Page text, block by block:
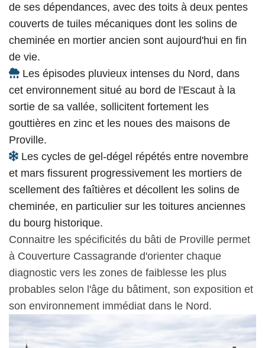
de ses dépendances, avec des toits à deux pentes
couverts de tuiles mécaniques dont les solins de
cheminée en mortier ancien sont aujourd'hui en fin
de vie.
Les épisodes pluvieux intenses du Nord, dans
cet environnement situé au bord de l'Escaut à la
sortie de sa vallée, sollicitent fortement les
gouttières en zinc et les noues des maisons de
Proville.
Les cycles de gel-dégel répétés entre novembre
et mars fissurent progressivement les mortiers de
scellement des faîtières et décollent les solins de
cheminée, en particulier sur les toitures anciennes
du bourg historique.
Connaitre les spécificités du bâti de Proville permet
à Couverture Cassagrande d'orienter chaque
diagnostic vers les zones de faiblesse les plus
probables selon l'âge du bâtiment, son exposition et
son environnement immédiat dans le Nord.